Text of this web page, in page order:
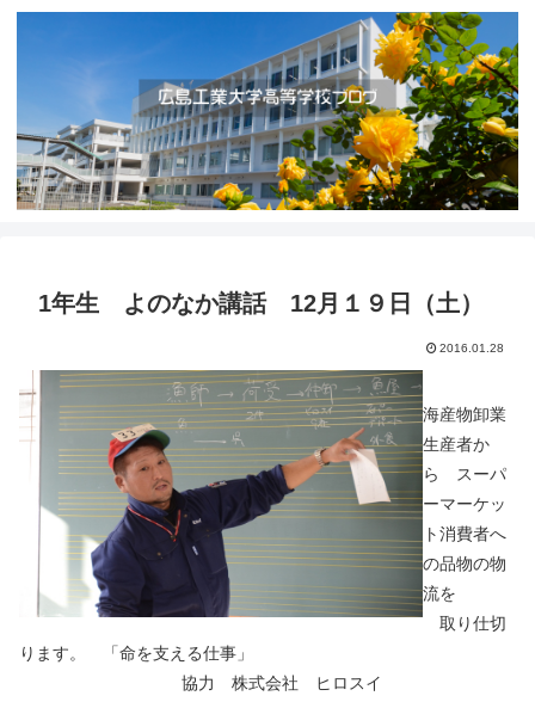
1年生 よのなか講話 12月１９日（土）
2016.01.28
海産物卸業
生産者か
ら スーパ
ーマーケッ
ト消費者へ
の品物の物
流を
取り仕切
ります。 「命を支える仕事」
協力 株式会社 ヒロスイ